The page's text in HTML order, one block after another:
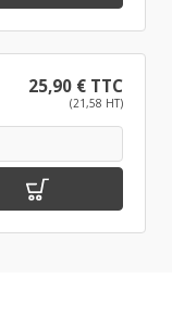
25,90 € TTC
(21,58 HT)